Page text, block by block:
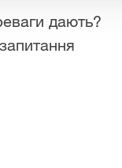
дають?